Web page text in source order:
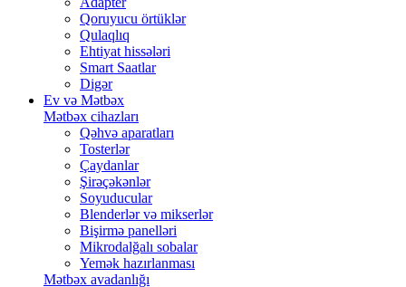
Qoruyucu örtüklər
Qulaqlıq
Ehtiyat hissələri
Smart Saatlar
Digər
Ev və Mətbəx
Mətbəx cihazları
Qəhvə aparatları
Tosterlər
Çaydanlar
Şirəçəkənlər
Soyuducular
Blenderlər və mikserlər
Bişirmə panelləri
Mikrodalğalı sobalar
Yemək hazırlanması
Mətbəx avadanlığı